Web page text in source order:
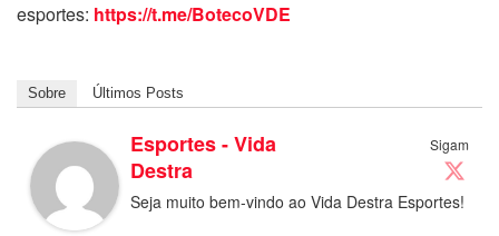
esportes: https://t.me/BotecoVDE
Sobre Últimos Posts
Sigam
Esportes - Vida
Destra
Seja muito bem-vindo ao Vida Destra Esportes!